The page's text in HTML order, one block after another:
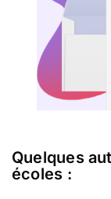
Quelques
écoles :